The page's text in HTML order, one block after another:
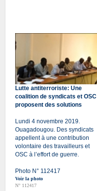
Lutte antiterroriste: Une
coalition de syndicats et OSC
proposent des solutions
Lundi 4 novembre 2019.
Ouagadougou. Des syndicats
appellent à une contribution
volontaire des travailleurs et
OSC à l’effort de guerre.
Photo N° 112417
Voir la photo
N° 112417